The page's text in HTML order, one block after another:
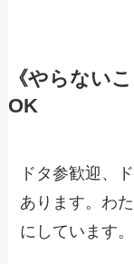
《やらない
OK
ドタ参歓迎、
あります。わ
にしています。